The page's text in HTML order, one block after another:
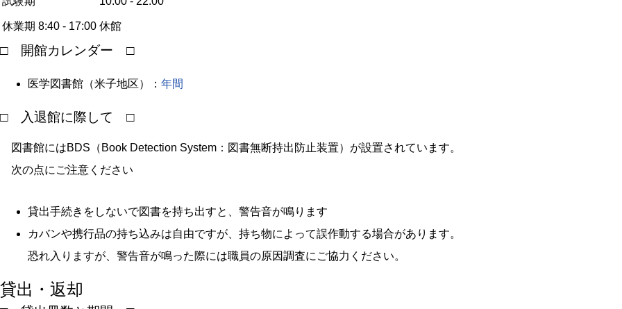
休業期 8:40 - 17:00 休館
□ 開館カレンダー □
医学図書館（米子地区）： 年間
□ 入退館に際して □
図書館にはBDS（Book Detection System：図書無断持出防止装置）が設置されています。
次の点にご注意ください
貸出手続きをしないで図書を持ち出すと、警告音が鳴ります
カバンや携行品の持ち込みは自由ですが、持ち物によって誤作動する場合があります。
恐れ入りますが、警告音が鳴った際には職員の原因調査にご協力ください。
貸出・返却